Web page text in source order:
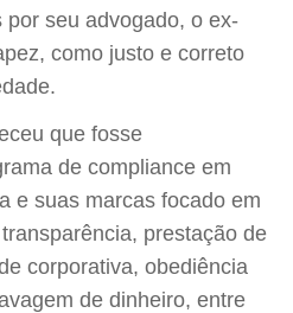
seu advogado, o ex-
como justo e correto
que fosse
de compliance em
e suas marcas focado em
prestação de
corporativa, obediência
de dinheiro, entre